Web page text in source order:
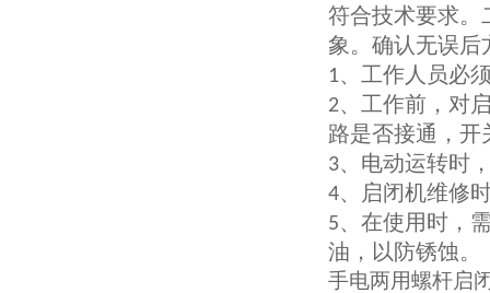
符合技术要求。
象。确认无误后
1、工作人员必
2、工作前，对
路是否接通，开
3、电动运转时
4、启闭机维修
5、在使用时，
油，以防锈蚀。
手电两用螺杆启